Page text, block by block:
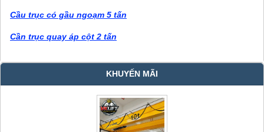
Cầu trục có gầu ngoạm 5 tấn
Cần trục quay áp cột 2 tấn
KHUYẾN MÃI